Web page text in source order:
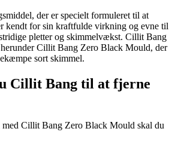
der er specielt formuleret til at
kendt for sin kraftfulde virkning og evne til
pletter og skimmelvækst. Cillit Bang
Cillit Bang Zero Black Mould, der
sort skimmel.
Cillit Bang til at fjerne
med Cillit Bang Zero Black Mould skal du